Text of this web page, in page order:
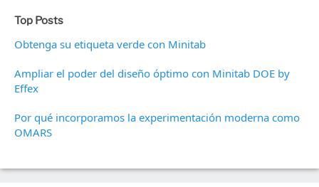
Top Posts
Obtenga su etiqueta verde con Minitab
Ampliar el poder del diseño óptimo con Minitab DOE by
Effex
Por qué incorporamos la experimentación moderna como
OMARS